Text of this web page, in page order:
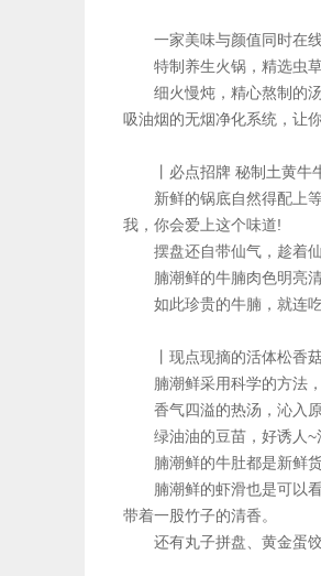
一家美味与颜值同时在线
特制养生火锅，精选虫草
细火慢炖，精心熬制的汤
吸油烟的无烟净化系统，让
丨必点招牌 秘制土黄牛牛
新鲜的锅底自然得配上等
我，你会爱上这个味道!
摆盘还自带仙气，趁着仙
腩潮鲜的牛腩肉色明亮清
如此珍贵的牛腩，就连吃
丨现点现摘的活体松香菇
腩潮鲜采用科学的方法，
香气四溢的热汤，沁入原
绿油油的豆苗，好诱人~
腩潮鲜的牛肚都是新鲜货!
腩潮鲜的虾滑也是可以看
带着一股竹子的清香。
还有丸子拼盘、黄金蛋饺